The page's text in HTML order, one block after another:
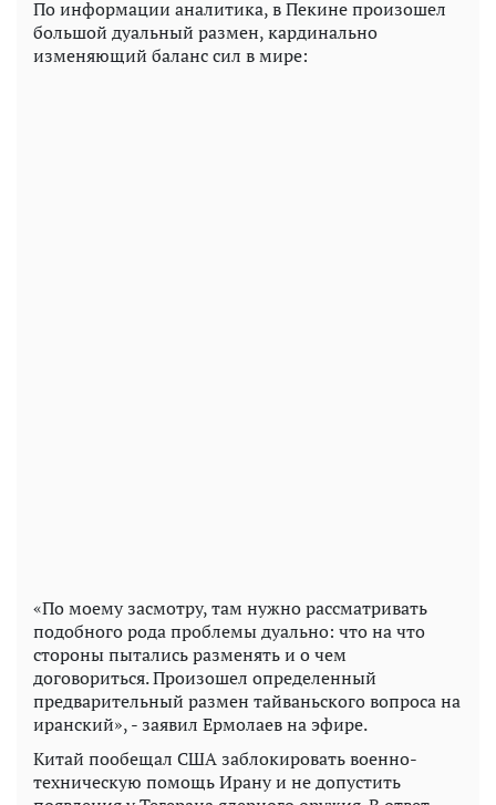
По информации аналитика, в Пекине произошел
большой дуальный размен, кардинально
изменяющий баланс сил в мире:
«По моему засмотру, там нужно рассматривать
подобного рода проблемы дуально: что на что
стороны пытались разменять и о чем
договориться. Произошел определенный
предварительный размен тайваньского вопроса на
иранский», - заявил Ермолаев на эфире.
Китай пообещал США заблокировать военно-
техническую помощь Ирану и не допустить